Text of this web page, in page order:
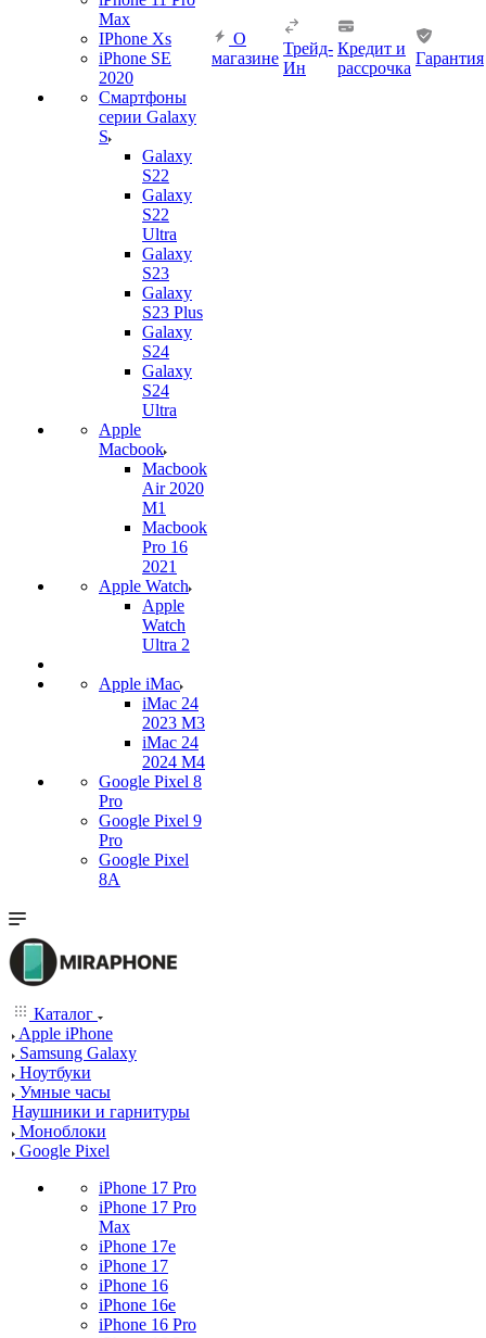
Max
IPhone Xs
iPhone SE
2020
Смартфоны
серии Galaxy
S
Galaxy
S22
Galaxy
S22
Ultra
Galaxy
S23
Galaxy
S23 Plus
Galaxy
S24
Galaxy
S24
Ultra
Apple
Macbook
Macbook
Air 2020
M1
Macbook
Pro 16
2021
Apple Watch
Apple
Watch
Ultra 2
Apple iMac
iMac 24
2023 M3
iMac 24
2024 M4
Google Pixel 8
Pro
Google Pixel 9
Pro
Google Pixel
8A
О
магазине
Трейд-
Ин
Кредит и
рассрочка
Гарантия
Каталог
Apple iPhone
Samsung Galaxy
Ноутбуки
Умные часы
Наушники и гарнитуры
Моноблоки
Google Pixel
iPhone 17 Pro
iPhone 17 Pro
Max
iPhone 17e
iPhone 17
iPhone 16
iPhone 16e
iPhone 16 Pro